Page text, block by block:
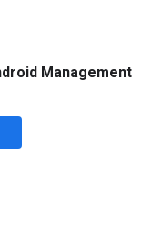
Management